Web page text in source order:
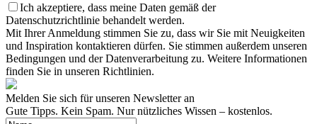
Ich akzeptiere, dass meine Daten gemäß der
Datenschutzrichtlinie behandelt werden.
Mit Ihrer Anmeldung stimmen Sie zu, dass wir Sie mit Neuigkeiten
und Inspiration kontaktieren dürfen. Sie stimmen außerdem unseren
Bedingungen und der Datenverarbeitung zu. Weitere Informationen
finden Sie in unseren Richtlinien.
Melden Sie sich für unseren Newsletter an
Gute Tipps. Kein Spam. Nur nützliches Wissen – kostenlos.